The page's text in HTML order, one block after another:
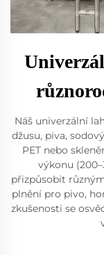
Náš univerzální
džusu, piva,
PET nebo
výkonu
přizpůsobit
plnění pro pivo,
zkušenosti se